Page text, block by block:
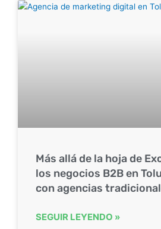
Más allá de la hoja de
los negocios B2B en
con agencias
SEGUIR LEYENDO »